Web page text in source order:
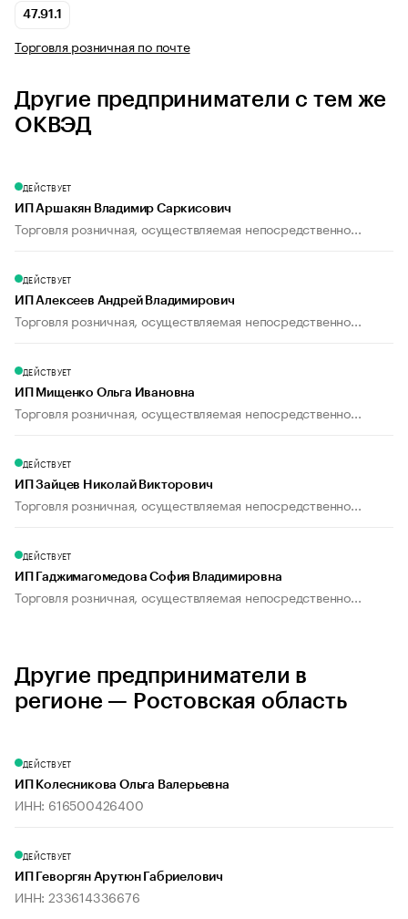
47.91.1
Торговля розничная по почте
Другие предприниматели с тем же
ОКВЭД
ДЕЙСТВУЕТ
ИП Аршакян Владимир Саркисович
Торговля розничная, осуществляемая непосредственно...
ДЕЙСТВУЕТ
ИП Алексеев Андрей Владимирович
Торговля розничная, осуществляемая непосредственно...
ДЕЙСТВУЕТ
ИП Мищенко Ольга Ивановна
Торговля розничная, осуществляемая непосредственно...
ДЕЙСТВУЕТ
ИП Зайцев Николай Викторович
Торговля розничная, осуществляемая непосредственно...
ДЕЙСТВУЕТ
ИП Гаджимагомедова София Владимировна
Торговля розничная, осуществляемая непосредственно...
Другие предприниматели в
регионе — Ростовская область
ДЕЙСТВУЕТ
ИП Колесникова Ольга Валерьевна
ИНН: 616500426400
ДЕЙСТВУЕТ
ИП Геворгян Арутюн Габриелович
ИНН: 233614336676